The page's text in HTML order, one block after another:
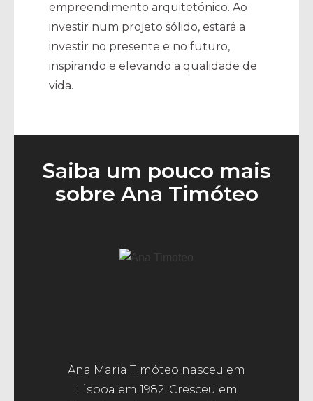
empreendimento arquitetónico. Ao
investir num projeto sólido, estará a
investir no presente e no futuro,
inspirando e elevando a qualidade de
vida.
Saiba um pouco mais
sobre Ana Timóteo
Ana Maria Timóteo nasceu em
Lisboa em 1982. Cresceu em